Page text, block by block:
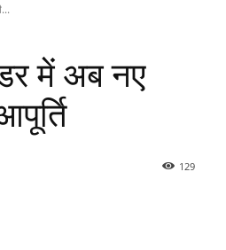
में अब नए
129